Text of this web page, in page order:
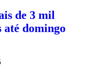
de 3 mil
até domingo